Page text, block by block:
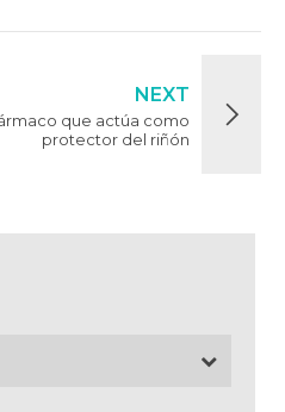
NEXT
que actúa como
protector del riñón